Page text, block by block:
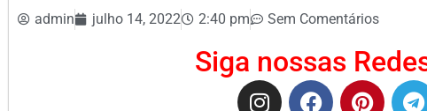
admin julho 14, 2022 2:40 pm Sem Comentários
Siga nossas